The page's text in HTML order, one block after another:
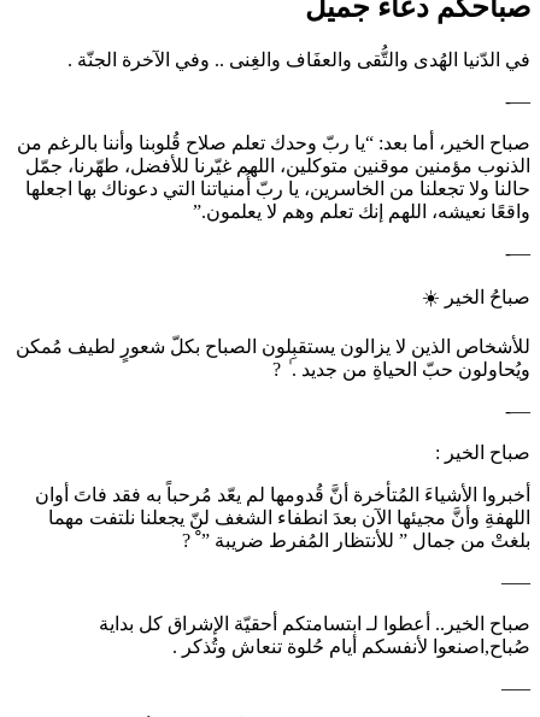
صباحكم دعاء جميل
في الدّنيا الهُدى والتُّقى والعفَاف والغِنى .. وفي الآخرة الجنّة .
—-
صباح الخير، أما بعد: “يا ربّ وحدك تعلم صلاح قُلوبنا وأننا بالرغم من
الذنوب مؤمنين موقنين متوكلين، اللهم غيّرنا للأفضل، طهّرنا، جمّل
حالنا ولا تجعلنا من الخاسرين، يا ربّ أُمنياتنا التي دعوناك بها اجعلها
واقعًا نعيشه، اللهم إنك تعلم وهم لا يعلمون.”
—-
صباحُ الخير ☀️
للأشخاص الذين لا يزالون يستقبِلون الصباح بكلّ شعورٍ لطيف مُمكن
ويُحاولون حبّ الحياةِ من جديد . ٰ ?
—-
صباح الخير :
أخبروا الأشياءَ المُتأخرة أنَّ قُدومها لم يعّد مُرحباً به فقد فاتَ أوان
اللهفةِ وأنَّ مجيئها الآن بعدَ انطفاء الشغف لنّ يجعلنا نلتفت مهما
بلغتْ من جمال ” للأنتظار المُفرط ضريبة ” ْ ?
—–
‏صباح الخير.. أعطوا لـ ابتسامتكم أحقيّة الإشراق كل بداية
صُباح,اصنعوا لأنفسكم أيام حُلوة تنعاش وتُذكر .
—–